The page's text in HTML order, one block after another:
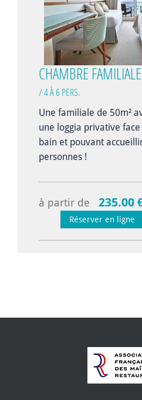
CHAMBRE
/ 4 À 6 PERS.
Une familiale de 50m²
une loggia privative
bain et pouvant
personnes !
à partir de 235.00
Réserver en ligne